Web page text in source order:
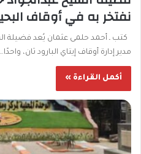
نفتخر به في أوقاف
كتب ـ أحمد حلمى عثمان يُعد فضيلة
مدير إدارة أوقاف إيتاي البارود ثان، واحدًا…
أكمل القراءة »